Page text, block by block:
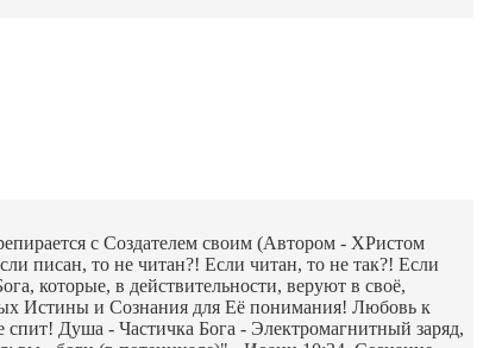
с Создателем своим (Автором - ХРистом
писан, то не читан?! Если читан, то не так?! Если
которые, в действительности, веруют в своё,
Истины и Сознания для Её понимания! Любовь к
Душа - Частичка Бога - Электромагнитный заряд,